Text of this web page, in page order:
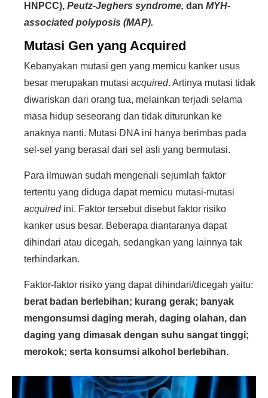
HNPCC), Peutz-Jeghers syndrome, dan MYH-
associated polyposis (MAP).
Mutasi Gen yang Acquired
Kebanyakan mutasi gen yang memicu kanker usus
besar merupakan mutasi acquired. Artinya mutasi tidak
diwariskan dari orang tua, melainkan terjadi selama
masa hidup seseorang dan tidak diturunkan ke
anaknya nanti. Mutasi DNA ini hanya berimbas pada
sel-sel yang berasal dari sel asli yang bermutasi.
Para ilmuwan sudah mengenali sejumlah faktor
tertentu yang diduga dapat memicu mutasi-mutasi
acquiredini. Faktor tersebut disebut faktor risiko
kanker usus besar. Beberapa diantaranya dapat
dihindari atau dicegah, sedangkan yang lainnya tak
terhindarkan.
Faktor-faktor risiko yang dapat dihindari/dicegah yaitu:
berat badan berlebihan; kurang gerak; banyak
mengonsumsi daging merah, daging olahan, dan
daging yang dimasak dengan suhu sangat tinggi;
merokok; serta konsumsi alkohol berlebihan.